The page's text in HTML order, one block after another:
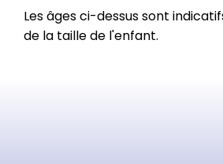
Les âges ci-dessus sont
de la taille de l'enfant.